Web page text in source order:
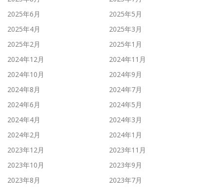
2025年6月
2025年5月
2025年4月
2025年3月
2025年2月
2025年1月
2024年12月
2024年11月
2024年10月
2024年9月
2024年8月
2024年7月
2024年6月
2024年5月
2024年4月
2024年3月
2024年2月
2024年1月
2023年12月
2023年11月
2023年10月
2023年9月
2023年8月
2023年7月